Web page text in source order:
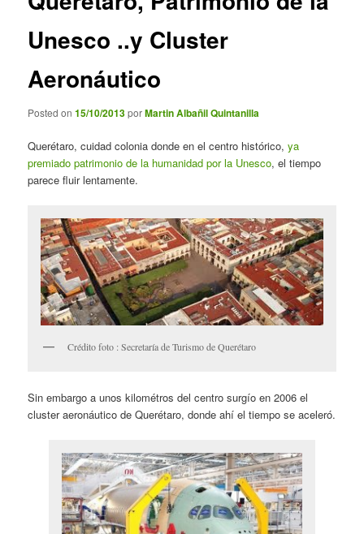
Unesco ..y Cluster
Aeronáutico
Posted on15/10/2013porMartin Albañil Quintanilla
Querétaro, cuidad colonia donde en el centro histórico,ya
premiado patrimonio de la humanidad por la Unesco, el tiempo
parece fluir lentamente.
Crédito foto : Secretaría de Turismo de Querétaro
Sin embargo a unos kilométros del centro surgío en 2006 el
cluster aeronáutico de Querétaro, donde ahí el tiempo se aceleró.